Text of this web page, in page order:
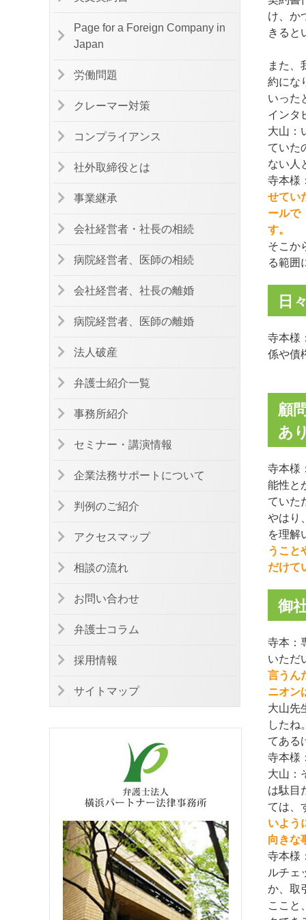
け、か
きると
また、
約にな
いった
インタ
大山：
ていた
ない人
寺本様
せてい
ールで
す。
そこか
る範囲
日
寺本様
係や債
顧
あ
寺本様
能性と
ていた
やはり
を理解
うこと
だけて
御
寺本：
いただ
言うん
ニオン
大山先
したね
てある
寺本様
大山：
は駄目
ては、
いよう
向きな
寺本様
ルチェ
か、取
ここと
Page for a Foreign Company in
Japan
労働問題
クレーマー対策
コンプライアンス
社外取締役とは
事業継承
会社経営者・社長の相続
病院経営者、医師の相続
会社経営者、社長の離婚
病院経営者、医師の離婚
法人破産
弁護士紹介一覧
事務所紹介
セミナー・講演情報
企業法務サポートについて
判例のご紹介
アクセスマップ
相談の流れ
お問い合わせ
弁護士コラム
採用情報
サイトマップ